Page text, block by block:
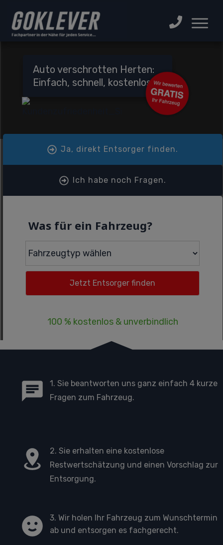
Auto verschrotten Herten:
Einfach, schnell, kostenlos!
Ja, direkt Entsorger finden.
Ich habe noch Fragen.
Was für ein Fahrzeug?
100 % kostenlos & unverbindlich
1. Sie beantworten uns ganz einfach 4 kurze
Fragen zum Fahrzeug.
2. Sie erhalten eine kostenlose
Restwertschätzung und einen Vorschlag zur
Entsorgung.
3. Wir holen Ihr Fahrzeug zum Wunschtermin
ab und entsorgen es fachgerecht.